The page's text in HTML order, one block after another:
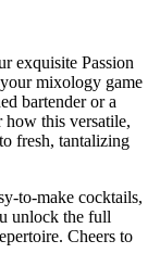
exquisite Passion
mixology game
bartender or a
how this versatile,
fresh, tantalizing
to-make cocktails,
unlock the full
Cheers to